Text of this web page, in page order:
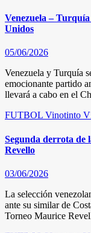
Venezuela – Turquía
Unidos
05/06/2026
Venezuela y Turquía
emocionante partido
llevará a cabo en el
FUTBOL Vinotinto
Segunda derrota de
Revello
03/06/2026
La selección
ante su similar de
Torneo Maurice